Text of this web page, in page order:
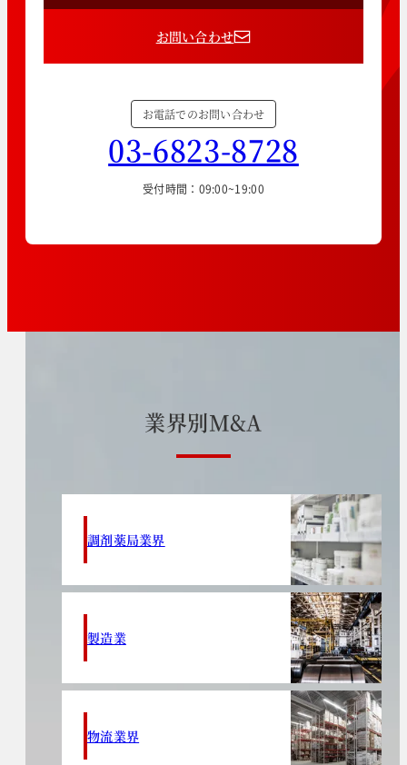
お問い合わせ
お電話でのお問い合わせ
03-6823-8728
受付時間：09:00~19:00
業界別M&A
調剤薬局業界
製造業
物流業界